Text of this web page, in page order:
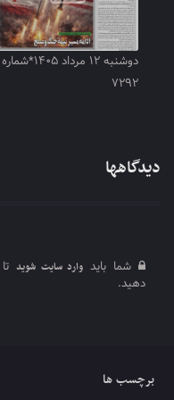
دوشنبه ۱۲ مرداد ۱۴۰۵*شماره
۷۲۹۲
دیدگاهها
شما باید وارد سایت شوید
دهید.
برچسب ها